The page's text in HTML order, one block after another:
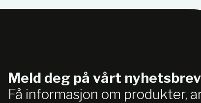
Meld deg på vårt
Få informasjon om produkter,